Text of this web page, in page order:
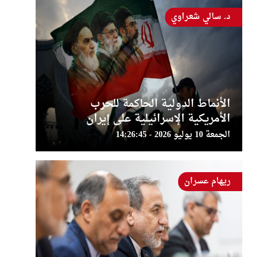
الأنماط الدولية الحاكمة للحرب
الأمريكية الإسرائيلية على إيران
الجمعة 10 يوليو 2026 - 14:26:45
د. سالي شعراوي
ريهام عسران